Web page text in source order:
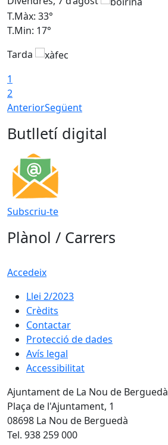
T.Màx: 33°
T.Min: 17°
Tarda
1
2
AnteriorSegüent
Butlletí digital
Subscriu-te
Plànol / Carrers
Accedeix
Llei 2/2023
Crèdits
Contactar
Protecció de dades
Avís legal
Accessibilitat
Ajuntament de La Nou de Berguedà
Plaça de l'Ajuntament, 1
08698 La Nou de Berguedà
Tel. 938 259 000